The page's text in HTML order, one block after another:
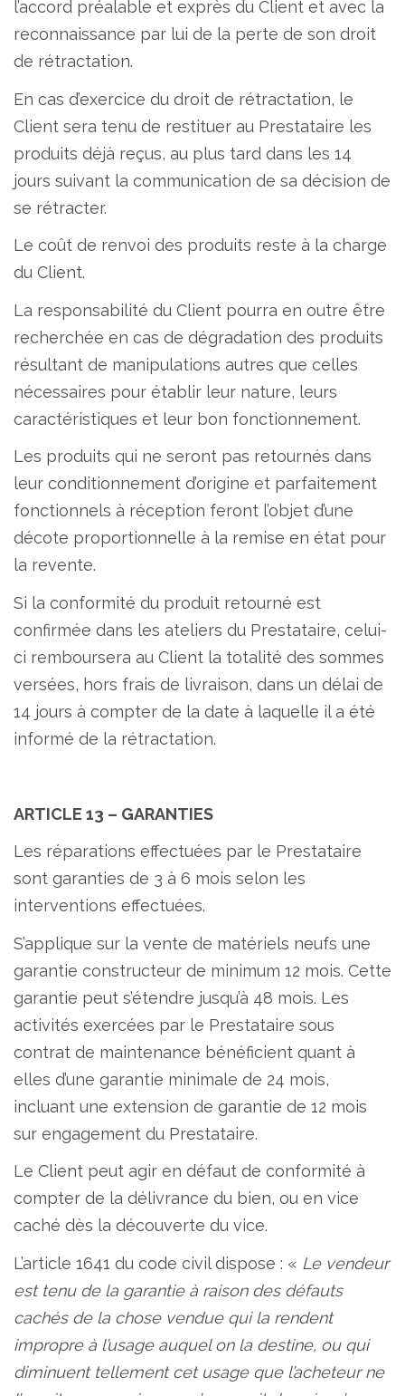
l’accord préalable et exprès du Client et avec la
reconnaissance par lui de la perte de son droit
de rétractation.
En cas d’exercice du droit de rétractation, le
Client sera tenu de restituer au Prestataire les
produits déjà reçus, au plus tard dans les 14
jours suivant la communication de sa décision de
se rétracter.
Le coût de renvoi des produits reste à la charge
du Client.
La responsabilité du Client pourra en outre être
recherchée en cas de dégradation des produits
résultant de manipulations autres que celles
nécessaires pour établir leur nature, leurs
caractéristiques et leur bon fonctionnement.
Les produits qui ne seront pas retournés dans
leur conditionnement d’origine et parfaitement
fonctionnels à réception feront l’objet d’une
décote proportionnelle à la remise en état pour
la revente.
Si la conformité du produit retourné est
confirmée dans les ateliers du Prestataire, celui-
ci remboursera au Client la totalité des sommes
versées, hors frais de livraison, dans un délai de
14 jours à compter de la date à laquelle il a été
informé de la rétractation.
ARTICLE 13 – GARANTIES
Les réparations effectuées par le Prestataire
sont garanties de 3 à 6 mois selon les
interventions effectuées.
S’applique sur la vente de matériels neufs une
garantie constructeur de minimum 12 mois. Cette
garantie peut s’étendre jusqu’à 48 mois. Les
activités exercées par le Prestataire sous
contrat de maintenance bénéficient quant à
elles d’une garantie minimale de 24 mois,
incluant une extension de garantie de 12 mois
sur engagement du Prestataire.
Le Client peut agir en défaut de conformité à
compter de la délivrance du bien, ou en vice
caché dès la découverte du vice.
L’article 1641 du code civil dispose : « Le vendeur
est tenu de la garantie à raison des défauts
cachés de la chose vendue qui la rendent
impropre à l’usage auquel on la destine, ou qui
diminuent tellement cet usage que l’acheteur ne